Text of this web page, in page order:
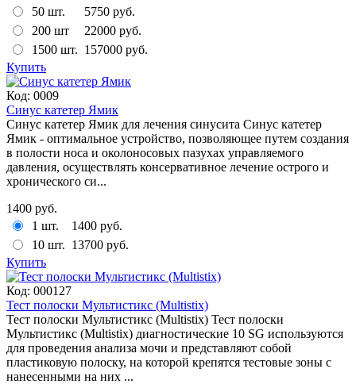
50 шт.
5750 руб.
200 шт
22000 руб.
1500 шт. 157000 руб.
Купить
Код: 0009
Синус катетер Ямик
Синус катетер Ямик для лечения синусита Синус катетер
Ямик - оптимальное устройство, позволяющее путем создания
в полости носа и околоносовых пазухах управляемого
давления, осуществлять консервативное лечение острого и
хронического си...
1400 руб.
1 шт.
1400 руб.
10 шт. 13700 руб.
Купить
Код: 000127
Тест полоски Мультистикс (Multistix)
Тест полоски Мультистикс (Multistix) Тест полоски
Мультистикс (Multistix) диагностические 10 SG используются
для проведения анализа мочи и представляют собой
пластиковую полоску, на которой крепятся тестовые зоны с
нанесенными на них ...